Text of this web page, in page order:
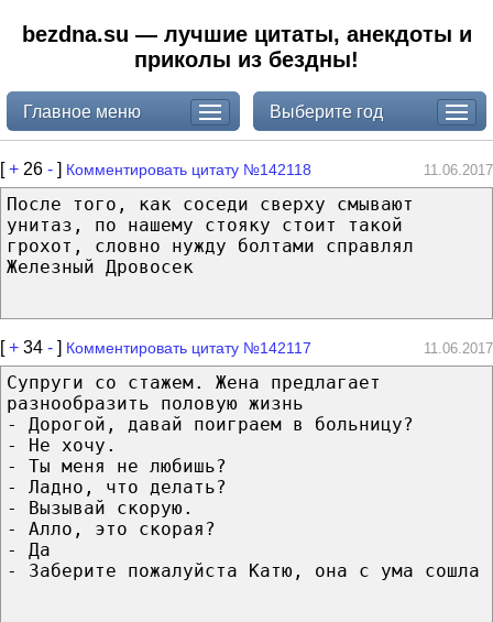
bezdna.su — лучшие цитаты, анекдоты и
приколы из бездны!
Главное меню Выберите год
[+ 26 - ] Комментировать цитату №142118 11.06.2017
После того, как соседи сверху смывают
унитаз, по нашему стояку стоит такой
грохот, словно нужду болтами справлял
Железный Дровосек
[+ 34 - ] Комментировать цитату №142117 11.06.2017
Супруги со стажем. Жена предлагает
разнообразить половую жизнь
- Дорогой, давай поиграем в больницу?
- Не хочу.
- Ты меня не любишь?
- Ладно, что делать?
- Вызывай скорую.
- Алло, это скорая?
- Да
- Заберите пожалуйста Катю, она с ума сошла